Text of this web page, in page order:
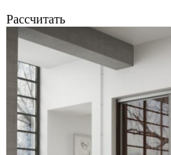
Рассчитать